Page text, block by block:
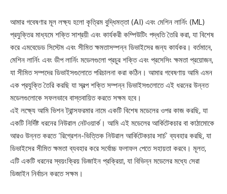
আমার গবেষণার মূল লক্ষ্য হলো কৃত্রিম বুদ্ধিমত্তা (AI) এবং মেশিন লার্নিং (ML)
প্রযুক্তির মাধ্যমে শক্তি সাশ্রয়ী এবং কার্যকরী কম্পিউটিং পদ্ধতি তৈরি করা, যা বিশেষ
করে এমবেডেড সিস্টেম এবং সীমিত ক্ষমতাসম্পন্ন ডিভাইসের জন্য কার্যকর। বর্তমানে,
মেশিন লার্নিং এবং ডীপ লার্নিং মডেলগুলো প্রচুর শক্তি এবং প্রসেসিং ক্ষমতা প্রয়োজন,
যা সীমিত সম্পদের ডিভাইসগুলোতে পরিচালনা করা কঠিন। আমার গবেষণায় আমি এমন
এক প্রযুক্তি তৈরি করছি যা স্বল্প শক্তি সম্পন্ন ডিভাইসগুলোতে এই ধরনের উন্নত
মডেলগুলোকে সফলভাবে বাস্তবায়িত করতে সক্ষম হবে।
এই লক্ষ্যে আমি ভিশন ট্রান্সফরমার নামে একটি বিশেষ মডেলের ওপর কাজ করছি, যা
একটি নির্দিষ্ট ধরনের নিউরাল নেটওয়ার্ক। আমি এই মডেলের আর্কিটেকচার বা কাঠামোকে
আরও উন্নত করতে ‘রিগ্রেশন-ভিত্তিক নিউরাল আর্কিটেকচার সার্চ’ ব্যবহার করছি, যা
ডিভাইসের সীমিত ক্ষমতা ব্যবহার করে সর্বোচ্চ ফলাফল পেতে সহায়তা করবে। মূলত,
এটি একটি ধরনের স্বয়ংক্রিয় ডিজাইন প্রক্রিয়া, যা বিভিন্ন মডেলের মধ্যে সেরা
ডিজাইন নির্বাচন করতে সক্ষম।